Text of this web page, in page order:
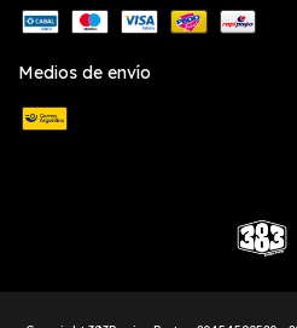
Medios de envío